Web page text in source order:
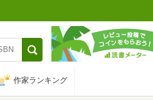
作家ランキング